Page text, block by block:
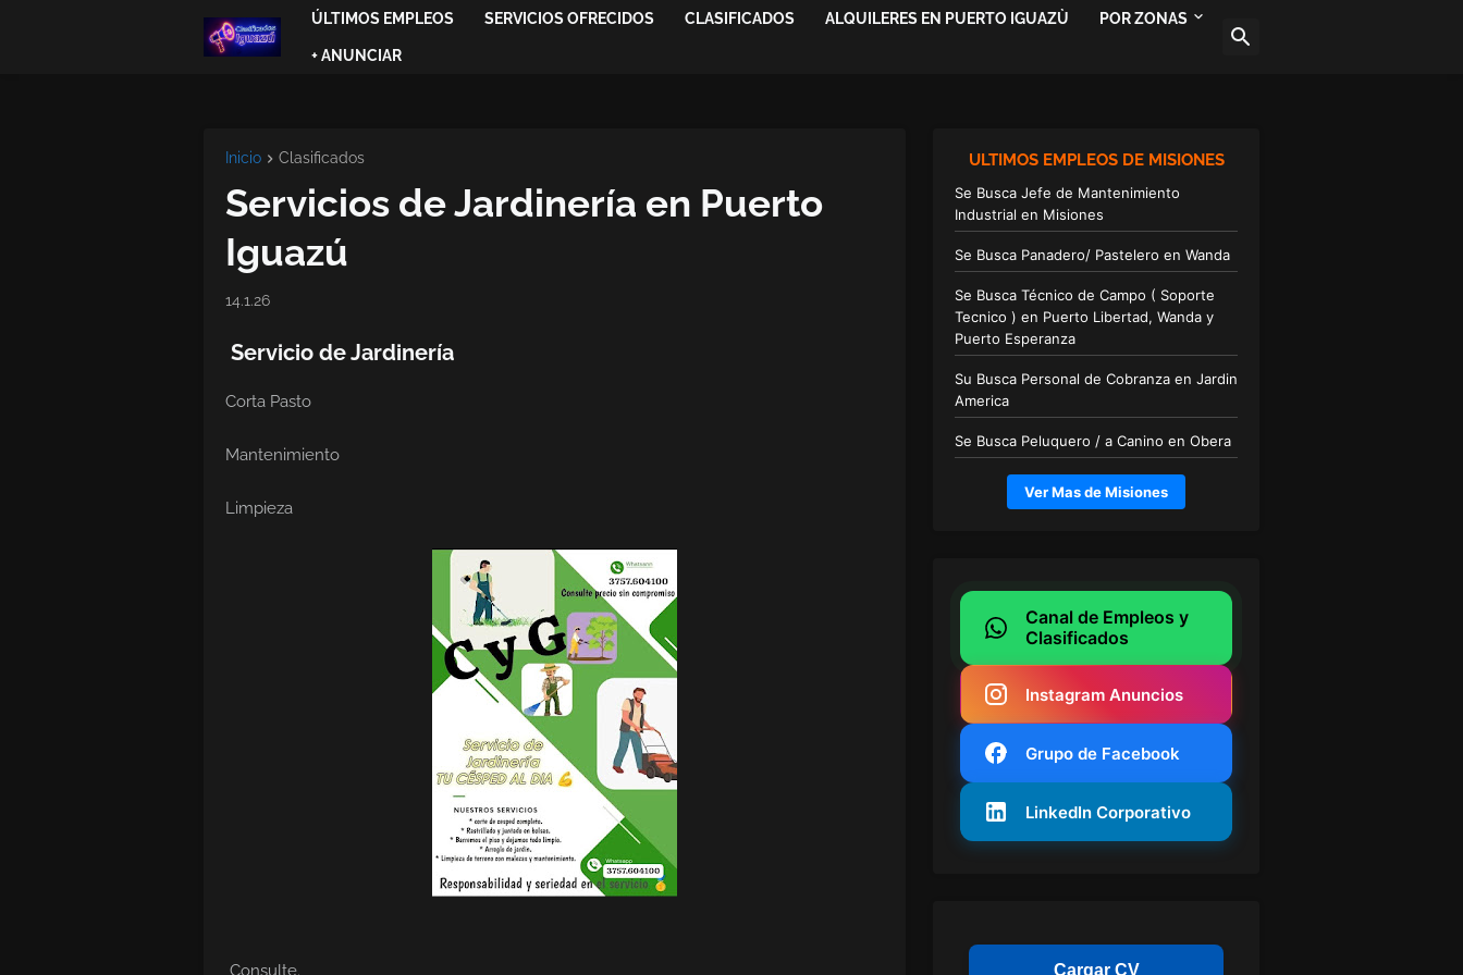
ÚLTIMOS EMPLEOS SERVICIOS OFRECIDOS CLASIFICADOS ALQUILERES EN PUERTO IGUAZÙ POR ZONAS
+ ANUNCIAR
Inicio Clasificados
Servicios de Jardinería en Puerto
Iguazú
14.1.26
Servicio de Jardinería
Corta Pasto
Mantenimiento
Limpieza
Consulte.
ULTIMOS EMPLEOS DE MISIONES
Se Busca Jefe de Mantenimiento
Industrial en Misiones
Se Busca Panadero/ Pastelero en Wanda
Se Busca Técnico de Campo ( Soporte
Tecnico ) en Puerto Libertad, Wanda y
Puerto Esperanza
Su Busca Personal de Cobranza en Jardin
America
Se Busca Peluquero / a Canino en Obera
Ver Mas de Misiones
Canal de Empleos y
Clasificados
Instagram Anuncios
Grupo de Facebook
LinkedIn Corporativo
Cargar CV